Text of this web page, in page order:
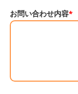
お問い合わせ内容*